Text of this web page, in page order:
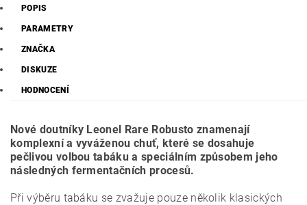
POPIS
PARAMETRY
ZNAČKA
DISKUZE
HODNOCENÍ
Nové doutníky Leonel Rare Robusto znamenají
komplexní a vyváženou chuť, které se dosahuje
pečlivou volbou tabáku a speciálním způsobem jeho
následných fermentačních procesů.
Při výběru tabáku se zvažuje pouze několik klasických